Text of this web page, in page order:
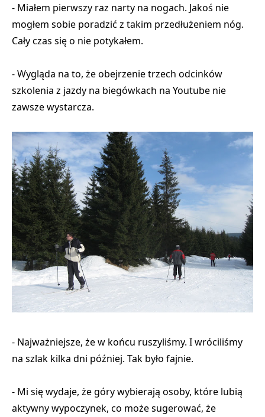
- Miałem pierwszy raz narty na nogach. Jakoś nie
mogłem sobie poradzić z takim przedłużeniem nóg.
Cały czas się o nie potykałem.
- Wygląda na to, że obejrzenie trzech odcinków
szkolenia z jazdy na biegówkach na Youtube nie
zawsze wystarcza.
- Najważniejsze, że w końcu ruszyliśmy. I wróciliśmy
na szlak kilka dni później. Tak było fajnie.
- Mi się wydaje, że góry wybierają osoby, które lubią
aktywny wypoczynek, co może sugerować, że